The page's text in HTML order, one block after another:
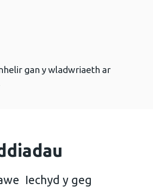
gan y wladwriaeth ar
Iechyd y geg